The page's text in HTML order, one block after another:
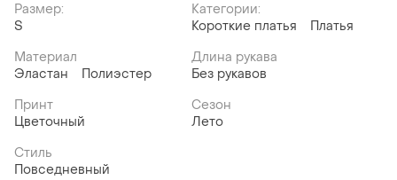
Размер:
S
Категории:
Короткие платья
Платья
Материал
Эластан
Полиэстер
Длина рукава
Без рукавов
Принт
Цветочный
Сезон
Лето
Стиль
Повседневный